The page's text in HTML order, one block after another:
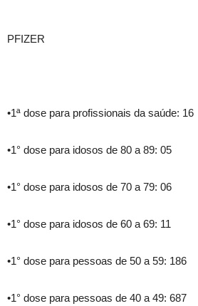
PFIZER
•1ª dose para profissionais da saúde: 16
•1° dose para idosos de 80 a 89: 05
•1° dose para idosos de 70 a 79: 06
•1° dose para idosos de 60 a 69: 11
•1° dose para pessoas de 50 a 59: 186
•1° dose para pessoas de 40 a 49: 687